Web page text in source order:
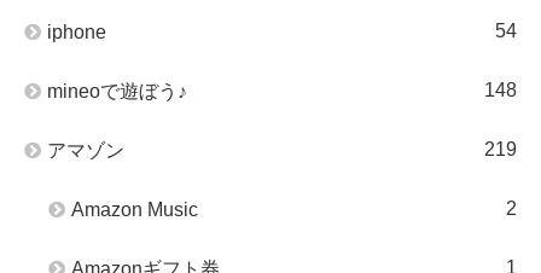
iphone 54
mineoで遊ぼう♪ 148
アマゾン 219
Amazon Music 2
1